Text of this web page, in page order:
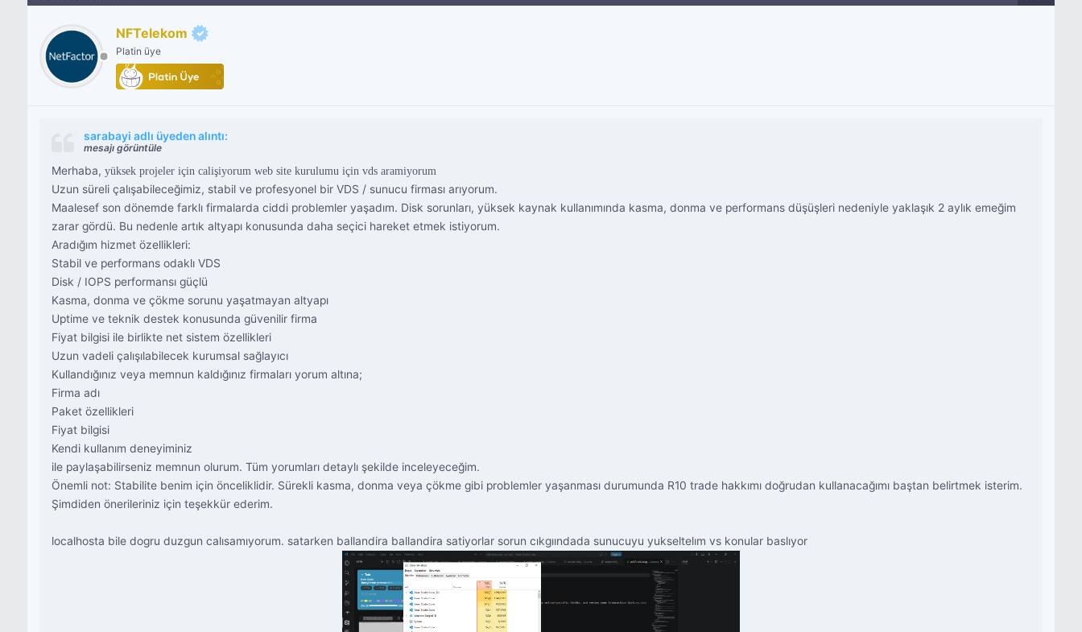
NFTelekom
Platin üye
sarabayi adlı üyeden alıntı:
mesajı görüntüle
Merhaba, yüksek projeler için calişiyorum web site kurulumu için vds aramiyorum
Uzun süreli çalışabileceğimiz, stabil ve profesyonel bir VDS / sunucu firması arıyorum.
Maalesef son dönemde farklı firmalarda ciddi problemler yaşadım. Disk sorunları, yüksek kaynak kullanımında kasma, donma ve performans düşüşleri nedeniyle yaklaşık 2 aylık emeğim
zarar gördü. Bu nedenle artık altyapı konusunda daha seçici hareket etmek istiyorum.
Aradığım hizmet özellikleri:
Stabil ve performans odaklı VDS
Disk / IOPS performansı güçlü
Kasma, donma ve çökme sorunu yaşatmayan altyapı
Uptime ve teknik destek konusunda güvenilir firma
Fiyat bilgisi ile birlikte net sistem özellikleri
Uzun vadeli çalışılabilecek kurumsal sağlayıcı
Kullandığınız veya memnun kaldığınız firmaları yorum altına;
Firma adı
Paket özellikleri
Fiyat bilgisi
Kendi kullanım deneyiminiz
ile paylaşabilirseniz memnun olurum. Tüm yorumları detaylı şekilde inceleyeceğim.
Önemli not: Stabilite benim için önceliklidir. Sürekli kasma, donma veya çökme gibi problemler yaşanması durumunda R10 trade hakkımı doğrudan kullanacağımı baştan belirtmek isterim.
Şimdiden önerileriniz için teşekkür ederim.
localhosta bile dogru duzgun calısamıyorum. satarken ballandira ballandira satiyorlar sorun cıkgıındada sunucuyu yukseltelım vs konular baslıyor